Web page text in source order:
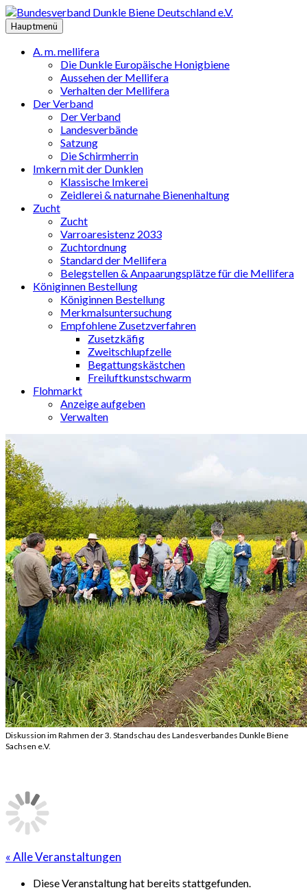
Zum
Inhalt
springen
Hauptmenü
A. m. mellifera
Die Dunkle Europäische Honigbiene
Aussehen der Mellifera
Verhalten der Mellifera
Der Verband
Der Verband
Landesverbände
Satzung
Die Schirmherrin
Imkern mit der Dunklen
Klassische Imkerei
Zeidlerei & naturnahe Bienenhaltung
Zucht
Zucht
Varroaresistenz 2033
Zuchtordnung
Standard der Mellifera
Belegstellen & Anpaarungsplätze für die Mellifera
Königinnen Bestellung
Königinnen Bestellung
Merkmalsuntersuchung
Empfohlene Zusetzverfahren
Zusetzkäfig
Zweitschlupfzelle
Begattungskästchen
Freiluftkunstschwarm
Flohmarkt
Anzeige aufgeben
Verwalten
Diskussion im Rahmen der 3. Standschau des Landesverbandes Dunkle Biene
Sachsen e.V.
« Alle Veranstaltungen
Diese Veranstaltung hat bereits stattgefunden.